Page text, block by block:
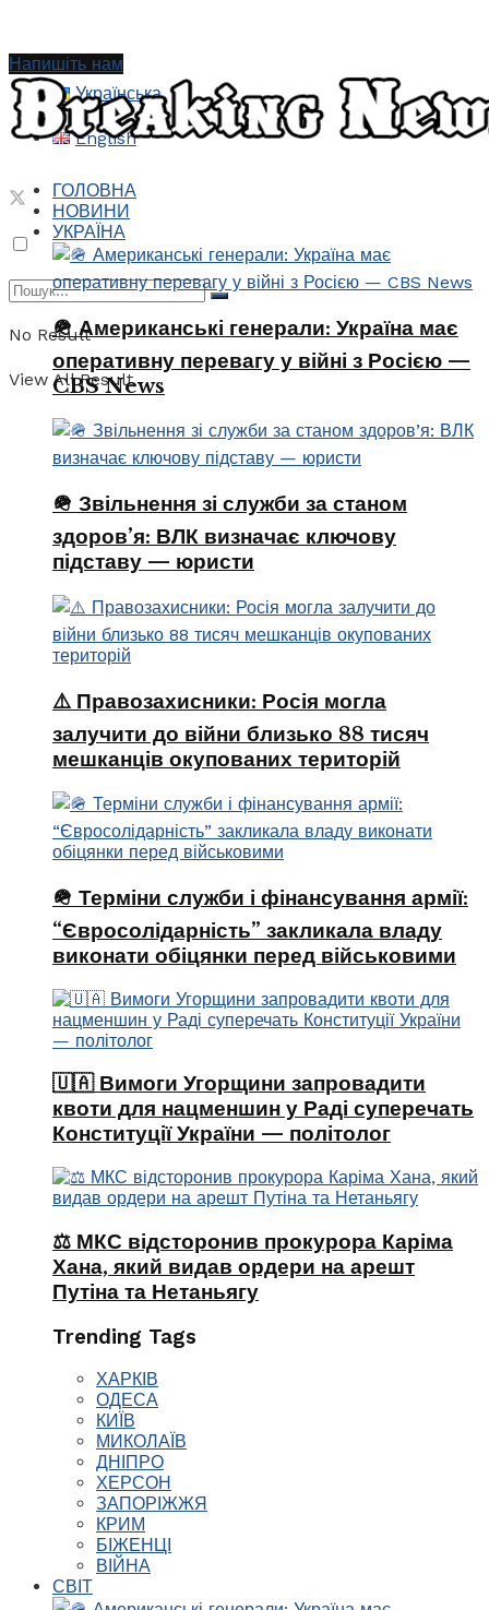
Українська
English
No Result
View All Result
Напишіть нам
ГОЛОВНА
НОВИНИ
УКРАЇНА
🪖 Американські генерали: Україна має
оперативну перевагу у війні з Росією —
CBS News
🪖 Звільнення зі служби за станом
здоров’я: ВЛК визначає ключову
підставу — юристи
⚠️ Правозахисники: Росія могла
залучити до війни близько 88 тисяч
мешканців окупованих територій
🪖 Терміни служби і фінансування армії:
“Євросолідарність” закликала владу
виконати обіцянки перед військовими
🇺🇦 Вимоги Угорщини запровадити
квоти для нацменшин у Раді суперечать
Конституції України — політолог
⚖️ МКС відсторонив прокурора Каріма
Хана, який видав ордери на арешт
Путіна та Нетаньягу
Trending Tags
ХАРКІВ
ОДЕСА
КИЇВ
МИКОЛАЇВ
ДНІПРО
ХЕРСОН
ЗАПОРІЖЖЯ
КРИМ
БІЖЕНЦІ
ВІЙНА
СВІТ